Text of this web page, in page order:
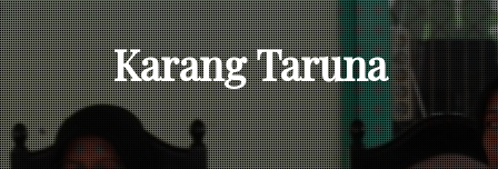
Karang Taruna